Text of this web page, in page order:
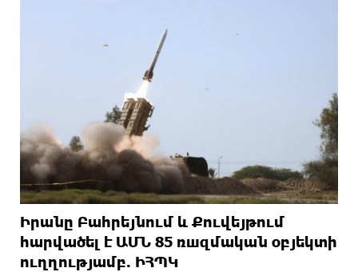
Իրանը Բահրեյնում և Քուվեյթում
hարվածել է ԱՄՆ 85 ռшզմական օբյեկտի
ուղղությամբ. ԻՀՊԿ